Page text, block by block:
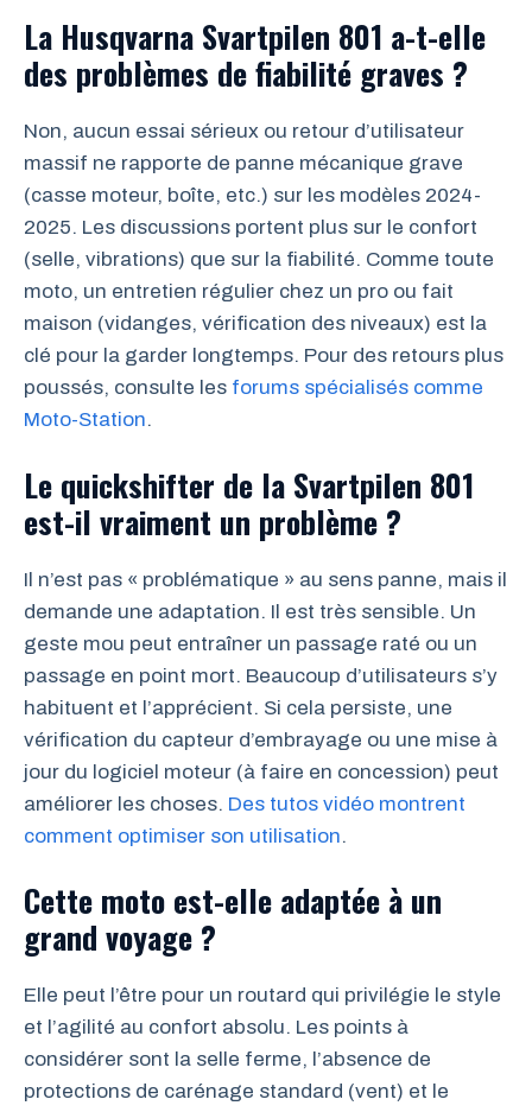
La Husqvarna Svartpilen 801 a-t-elle
des problèmes de fiabilité graves ?
Non, aucun essai sérieux ou retour d’utilisateur
massif ne rapporte de panne mécanique grave
(casse moteur, boîte, etc.) sur les modèles 2024-
2025. Les discussions portent plus sur le confort
(selle, vibrations) que sur la fiabilité. Comme toute
moto, un entretien régulier chez un pro ou fait
maison (vidanges, vérification des niveaux) est la
clé pour la garder longtemps. Pour des retours plus
poussés, consulte les forums spécialisés comme
Moto-Station.
Le quickshifter de la Svartpilen 801
est-il vraiment un problème ?
Il n’est pas « problématique » au sens panne, mais il
demande une adaptation. Il est très sensible. Un
geste mou peut entraîner un passage raté ou un
passage en point mort. Beaucoup d’utilisateurs s’y
habituent et l’apprécient. Si cela persiste, une
vérification du capteur d’embrayage ou une mise à
jour du logiciel moteur (à faire en concession) peut
améliorer les choses. Des tutos vidéo montrent
comment optimiser son utilisation.
Cette moto est-elle adaptée à un
grand voyage ?
Elle peut l’être pour un routard qui privilégie le style
et l’agilité au confort absolu. Les points à
considérer sont la selle ferme, l’absence de
protections de carénage standard (vent) et le